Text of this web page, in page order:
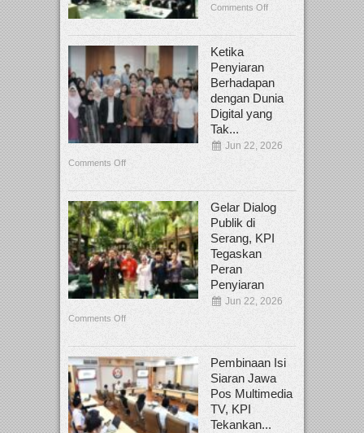
Comments Off
Ketika
Penyiaran
Berhadapan
dengan Dunia
Digital yang
Tak...
Jun 22, 2026
Comments Off
Gelar Dialog
Publik di
Serang, KPI
Tegaskan
Peran
Penyiaran
Jun 22, 2026
Comments Off
Pembinaan Isi
Siaran Jawa
Pos Multimedia
TV, KPI
Tekankan...